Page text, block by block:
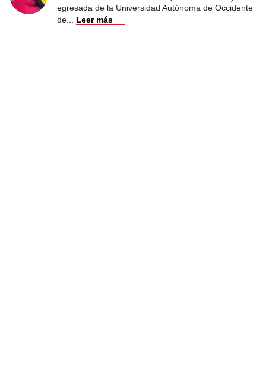
egresada de la Universidad Autónoma de Occidente
de
Leer más